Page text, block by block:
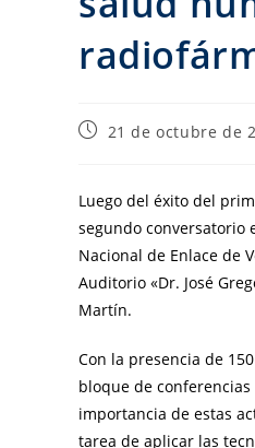
21 de octubre de
Luego del éxito del
segundo conversatorio
Nacional de Enlace de
Auditorio «Dr. José
Martín.
Con la presencia de
bloque de
importancia de estas
tarea de aplicar las